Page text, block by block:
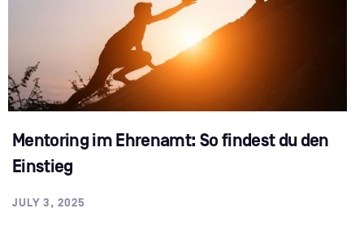
Mentoring im Ehrenamt: So findest du den
Einstieg
JULY 3, 2025